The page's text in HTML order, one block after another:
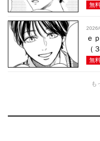
無
ｅ
（
無
も